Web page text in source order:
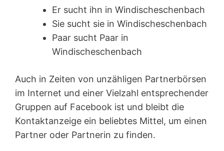
Er sucht ihn in Windischeschenbach
Sie sucht sie in Windischeschenbach
Paar sucht Paar in
Windischeschenbach
Auch in Zeiten von unzähligen Partnerbörsen
im Internet und einer Vielzahl entsprechender
Gruppen auf Facebook ist und bleibt die
Kontaktanzeige ein beliebtes Mittel, um einen
Partner oder Partnerin zu finden.